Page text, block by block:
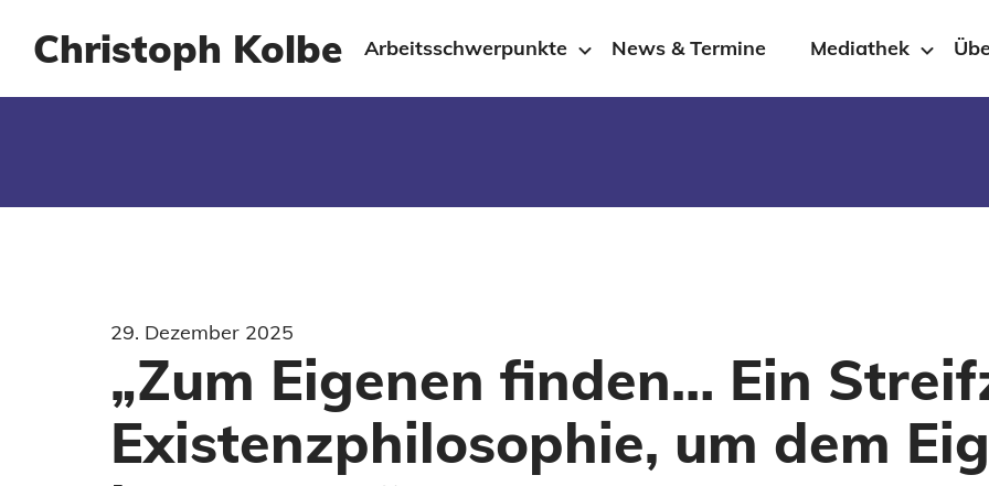
Christoph Kolbe Arbeitsschwerpunkte News & Termine Mediathek
29. Dezember 2025
„Zum Eigenen finden… Ein
Existenzphilosophie, um dem